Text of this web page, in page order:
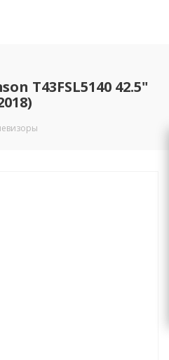
T43FSL5140 42.5"